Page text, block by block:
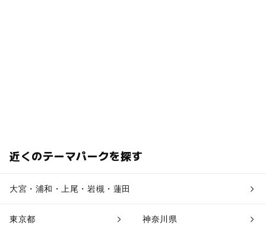
近くのテーマパークを探す
大宮・浦和・上尾・岩槻・蓮田
東京都 神奈川県